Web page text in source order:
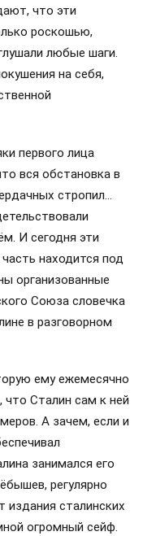
что эти
роскошью,
любые шаги.
на себя,
первого лица
вся обстановка в
стропил…
И сегодня эти
находится под
организованные
Союза словечка
в разговорном
ему ежемесячно
что Сталин сам к ней
А зачем, если и
занимался его
регулярно
издания сталинских
огромный сейф.